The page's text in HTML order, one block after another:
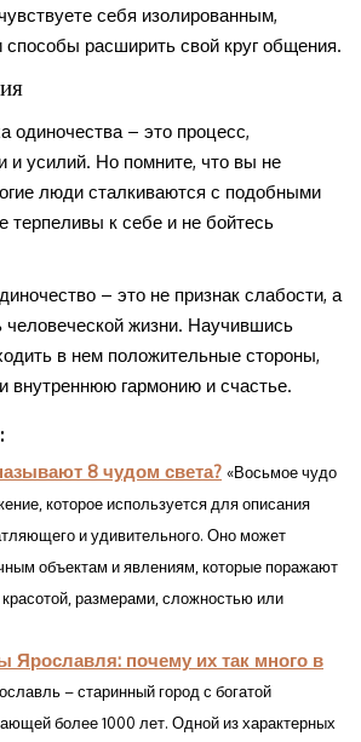
себя изолированным,
способы расширить свой круг общения.
одиночества – это процесс,
и усилий. Но помните, что вы не
люди сталкиваются с подобными
терпеливы к себе и не бойтесь
– это не признак слабости, а
человеческой жизни. Научившись
в нем положительные стороны,
внутреннюю гармонию и счастье.
8 чудом света? «Восьмое чудо
которое используется для описания
и удивительного. Оно может
объектам и явлениям, которые поражают
размерами, сложностью или
Ярославля: почему их так много в
– старинный город с богатой
более 1000 лет. Одной из характерных